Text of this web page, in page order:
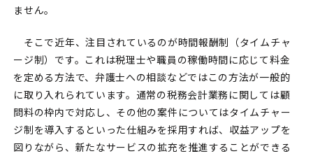
ません。
そこで近年、注目されているのが時間報酬制（タイムチャ
ージ制）です。これは税理士や職員の稼働時間に応じて料金
を定める方法で、弁護士への相談などではこの方法が一般的
に取り入れられています。通常の税務会計業務に関しては顧
問料の枠内で対応し、その他の案件についてはタイムチャー
ジ制を導入するといった仕組みを採用すれば、収益アップを
図りながら、新たなサービスの拡充を推進することができる